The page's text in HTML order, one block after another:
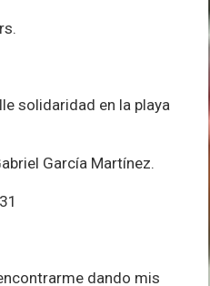
solidaridad en la playa
García Martínez.
dando mis